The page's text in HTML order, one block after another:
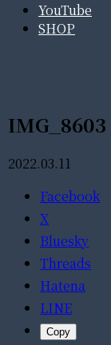
YouTube
SHOP
IMG_8603
2022.03.11
Facebook
X
Bluesky
Threads
Hatena
LINE
Copy